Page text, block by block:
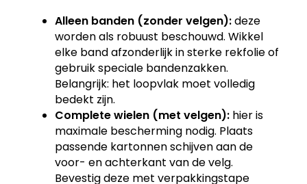
Alleen banden (zonder velgen):deze
worden als robuust beschouwd. Wikkel
elke band afzonderlijk in sterke rekfolie of
gebruik speciale bandenzakken.
Belangrijk: het loopvlak moet volledig
bedekt zijn.
Complete wielen (met velgen): hier is
maximale bescherming nodig. Plaats
passende kartonnen schijven aan de
voor- en achterkant van de velg.
Bevestig deze met verpakkingstape